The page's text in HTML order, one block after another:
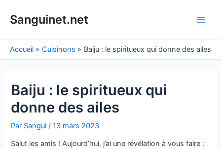
Sanguinet.net
Accueil Cuisinons Baiju : le spiritueux qui donne des ailes
Baiju : le spiritueux qui
donne des ailes
Par Sangui/13 mars 2023
Salut les amis ! Aujourd’hui, j’ai une révélation à vous faire :